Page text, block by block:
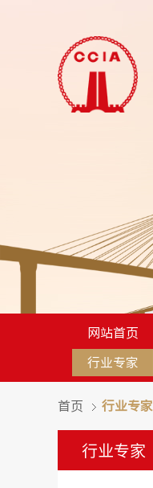
网站首页
行业专家
首页 行业专家
行业专家